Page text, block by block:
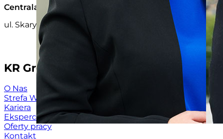
Centrala firmy w Warszawie
ul. Skaryszewska 7
03-802 Warszawa, Polska
KR Group
O Nas
Strefa Wiedzy
Kariera
Eksperci
Oferty pracy
Kontakt